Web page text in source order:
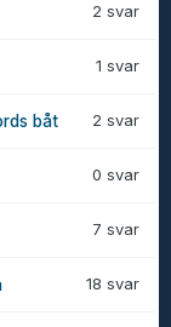
2 svar
1 svar
2 svar
båt
0 svar
7 svar
18 svar